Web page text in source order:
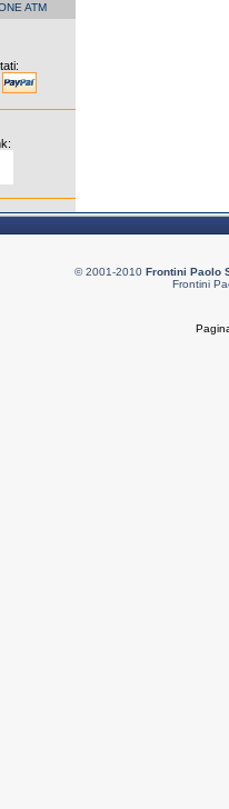
ATM
© 2001-2010 Frontini Paolo
Frontini